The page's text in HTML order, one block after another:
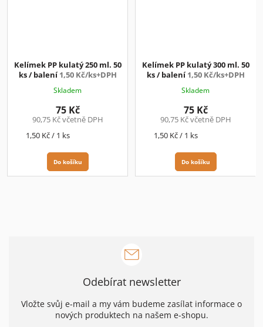
Kelímek PP kulatý 250 ml. 50
ks / balení1,50 Kč/ks+DPH
Skladem
90,75 Kč včetně DPH
75 Kč
Měrná
1,50 Kč / 1 ks
Do košíku
Kelímek PP kulatý 300 ml. 50
ks / balení1,50 Kč/ks+DPH
Skladem
90,75 Kč včetně DPH
75 Kč
Měrná
1,50 Kč / 1 ks
Do košíku
Odebírat newsletter
Vložte svůj e-mail a my vám budeme zasílat informace o
nových produktech na našem e-shopu.